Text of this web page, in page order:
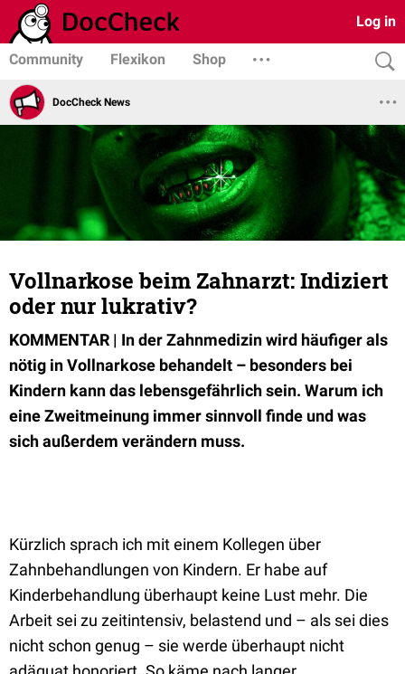
Log in
Community Flexikon Shop
DocCheck News
Vollnarkose beim Zahnarzt: Indiziert
oder nur lukrativ?
KOMMENTAR | In der Zahnmedizin wird häufiger als
nötig in Vollnarkose behandelt – besonders bei
Kindern kann das lebensgefährlich sein. Warum ich
eine Zweitmeinung immer sinnvoll finde und was
sich außerdem verändern muss.
Kürzlich sprach ich mit einem Kollegen über
Zahnbehandlungen von Kindern. Er habe auf
Kinderbehandlung überhaupt keine Lust mehr. Die
Arbeit sei zu zeitintensiv, belastend und – als sei dies
nicht schon genug – sie werde überhaupt nicht